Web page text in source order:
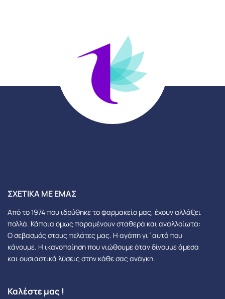
ΣΧΕΤΙΚΆ ΜΕ ΕΜΆΣ
Από το 1974 που ιδρύθηκε το φαρμακείο μας, έχουν αλλάξει
πολλά. Κάποια όμως παραμένουν σταθερά και αναλλοίωτα:
Ο σεβασμός στους πελάτες μας. Η αγάπη γι΄αυτό που
κάνουμε. Η ικανοποίηση που νιώθουμε όταν δίνουμε άμεσα
και ουσιαστικά λύσεις στην κάθε σας ανάγκη.
Καλέστε μας !